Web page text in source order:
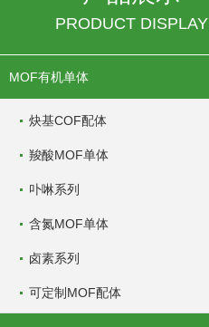
PRODUCT DISPLAY
MOF有机单体
炔基COF配体
羧酸MOF单体
卟啉系列
含氮MOF单体
卤素系列
可定制MOF配体